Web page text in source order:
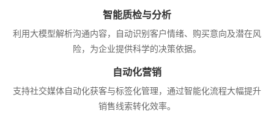
智能质检与分析
利用大模型解析沟通内容，自动识别客户情绪、购买意向及潜在风
险，为企业提供科学的决策依据。
自动化营销
支持社交媒体自动化获客与标签化管理，通过智能化流程大幅提升
销售线索转化效率。